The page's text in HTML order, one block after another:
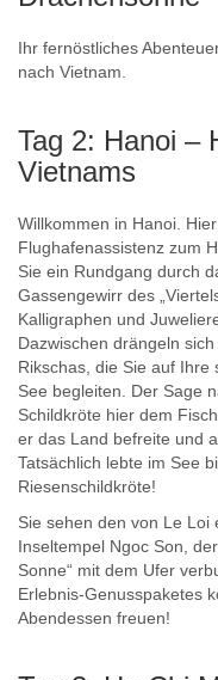
Ihr fernöstliches
nach Vietnam.
Tag 2: Hanoi –
Vietnams
Willkommen in Hanoi.
Flughafenassistenz zum
Sie ein Rundgang durch
Gassengewirr des
Kalligraphen und
Dazwischen drängeln
Rikschas, die Sie auf
See begleiten. Der Sage
Schildkröte hier dem
er das Land befreite und
Tatsächlich lebte im See
Riesenschildkröte!
Sie sehen den von Le Loi
Inseltempel Ngoc Son,
Sonne“ mit dem Ufer
Erlebnis-Genusspaketes
Abendessen freuen!